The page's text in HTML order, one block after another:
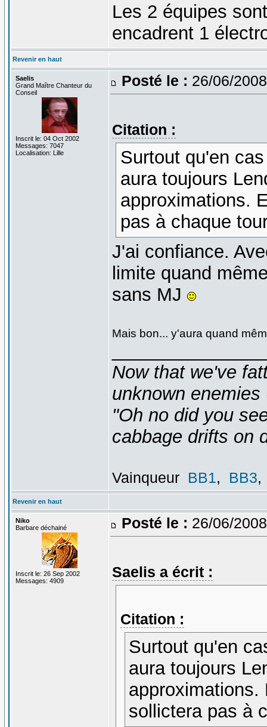
Les 2 équipes
encadrent 1
Revenir en haut
Saelis
Grand Maître Chanteur du
Conseil
Inscrit le: 04 Oct 2002
Messages: 7047
Localisation: Lille
Posté le : 26/06/
Citation :
Surtout qu'en
aura toujours
approximations.
pas à chaque
J'ai confiance.
limite quand
sans MJ
Mais bon... y'aura quand
Now that we've
unknown
"Oh no did you
cabbage drifts on
Vainqueur BB1, BB3,
Revenir en haut
Niko
Barbare déchainé
Inscrit le: 26 Sep 2002
Messages: 4909
Posté le : 26/06/
Saelis a écrit :
Citation :
Surtout qu'en
aura toujours
approximations.
sollictera pas à